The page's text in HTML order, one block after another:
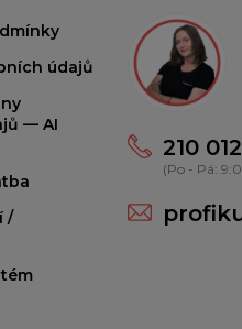
údajů
— AI
/
210
(Po - Pá: